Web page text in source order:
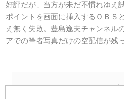
好評だが、当方が未だ不慣れゆえ
ポイントを画面に挿入するＯＢＳ
え無く失敗。豊島逸夫チャンネル
アでの筆者写真だけの空配信が残っ
2022年